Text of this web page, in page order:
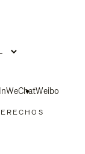
WeChatWeibo